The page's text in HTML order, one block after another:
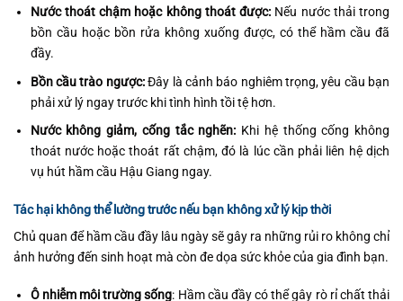
Nước thoát chậm hoặc không thoát được: Nếu nước thải trong
bồn cầu hoặc bồn rửa không xuống được, có thể hầm cầu đã
đầy.
Bồn cầu trào ngược:Đây là cảnh báo nghiêm trọng, yêu cầu bạn
phải xử lý ngay trước khi tình hình tồi tệ hơn.
Nước không giảm, cống tắc nghẽn: Khi hệ thống cống không
thoát nước hoặc thoát rất chậm, đó là lúc cần phải liên hệ dịch
vụ hút hầm cầu Hậu Giang ngay.
Tác hại không thể lường trước nếu bạn không xử lý kịp thời
Chủ quan để hầm cầu đầy lâu ngày sẽ gây ra những rủi ro không chỉ
ảnh hưởng đến sinh hoạt mà còn đe dọa sức khỏe của gia đình bạn.
Ô nhiễm môi trường sống: Hầm cầu đầy có thể gây rò rỉ chất thải